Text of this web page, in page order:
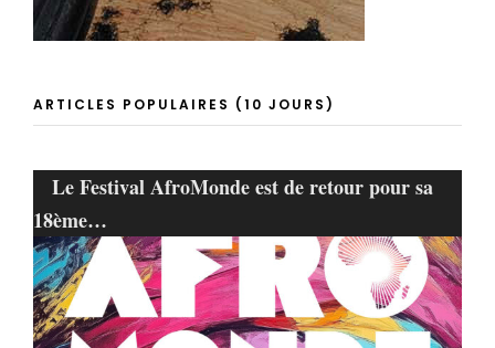
ARTICLES POPULAIRES (10 JOURS)
Le Festival AfroMonde est de retour pour sa
18ème…